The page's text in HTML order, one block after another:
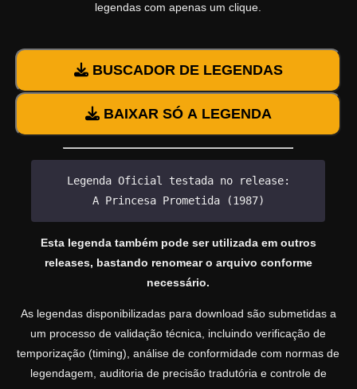
legendas com apenas um clique.
BUSCADOR DE LEGENDAS
BAIXAR SÓ A LEGENDA
Legenda Oficial testada no release:
A Princesa Prometida (1987)
Esta legenda também pode ser utilizada em outros
releases, bastando renomear o arquivo conforme
necessário.
As legendas disponibilizadas para download são submetidas a
um processo de validação técnica, incluindo verificação de
temporização (timing), análise de conformidade com normas de
legendagem, auditoria de precisão tradutória e controle de